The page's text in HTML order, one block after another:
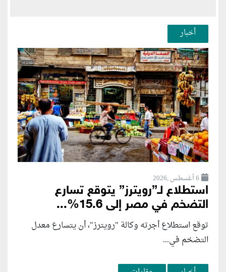
أخبار
6 أغسطس ,2026
استطلاع لـ”رويترز” يتوقع تسارع
التضخم في مصر إلى 15.6%...
توقع استطلاع أجرته وكالة "رويترز"، أن يتسارع ‌معدل
التضخم في...